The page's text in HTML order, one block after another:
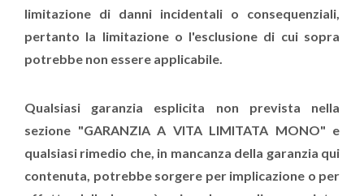
limitazione di danni incidentali o consequenziali,
pertanto la limitazione o l'esclusione di cui sopra
potrebbe non essere applicabile.
Qualsiasi garanzia esplicita non prevista nella
sezione "GARANZIA A VITA LIMITATA MONO" e
qualsiasi rimedio che, in mancanza della garanzia qui
contenuta, potrebbe sorgere per implicazione o per